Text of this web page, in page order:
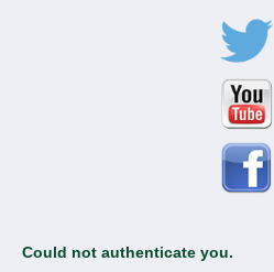
Could not authenticate you.